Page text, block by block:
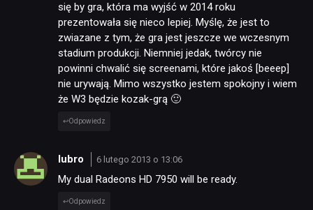
się by gra, która ma wyjść w 2014 roku
prezentowała się nieco lepiej. Myślę, że jest to
zwiazane z tym, że gra jest jeszcze we wczesnym
stadium produkcji. Niemniej jedak, twórcy nie
powinni chwalić się screenami, które jakoś [beeep]
nie urywają. Mimo wszystko jestem spokojny i wiem
że W3 będzie kozak-grą 🙂
Odpowiedz
lubro 6 lutego 2013 o 13:06
My dual Radeons HD 7950 will be ready.
Odpowiedz